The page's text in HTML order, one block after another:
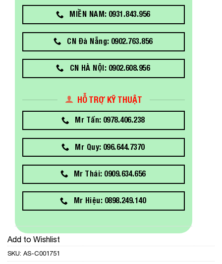
MIỀN NAM: 0931.843.956
CN Đà Nẵng: 0902.763.856
CN HÀ NỘI: 0902.608.956
HỖ TRỢ KỸ THUẬT
Mr Tấn: 0978.406.238
Mr Quy: 096.644.7370
Mr Thái: 0909.634.656
Mr Hiệu: 0898.249.140
Add to Wishlist
SKU: AS-C001751